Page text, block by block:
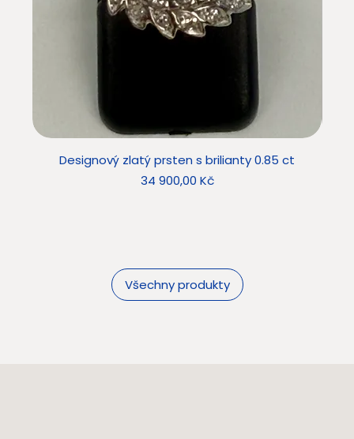
Všechny produkty
Designový zlatý prsten s brilianty 0.85 ct
Cena
34 900,00 Kč